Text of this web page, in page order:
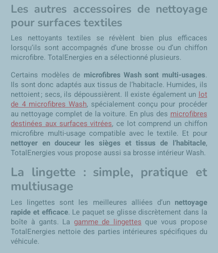
Les autres accessoires de nettoyage
pour surfaces textiles
Les nettoyants textiles se révèlent bien plus efficaces
lorsqu’ils sont accompagnés d’une brosse ou d’un chiffon
microfibre. TotalEnergies en a sélectionné plusieurs.
Certains modèles de microfibres Wash sont multi-usages.
Ils sont donc adaptés aux tissus de l’habitacle. Humides, ils
nettoient ; secs, ils dépoussièrent. Il existe également un lot
de 4 microfibres Wash, spécialement conçu pour procéder
au nettoyage complet de la voiture. En plus des microfibres
destinées aux surfaces vitrées, ce lot comprend un chiffon
microfibre multi-usage compatible avec le textile. Et pour
nettoyer en douceur les sièges et tissus de l’habitacle,
TotalEnergies vous propose aussi sa brosse intérieur Wash.
La lingette : simple, pratique et
multiusage
Les lingettes sont les meilleures alliées d’un nettoyage
rapide et efficace. Le paquet se glisse discrètement dans la
boîte à gants. La gamme de lingettes que vous propose
TotalEnergies nettoie des parties intérieures spécifiques du
véhicule.